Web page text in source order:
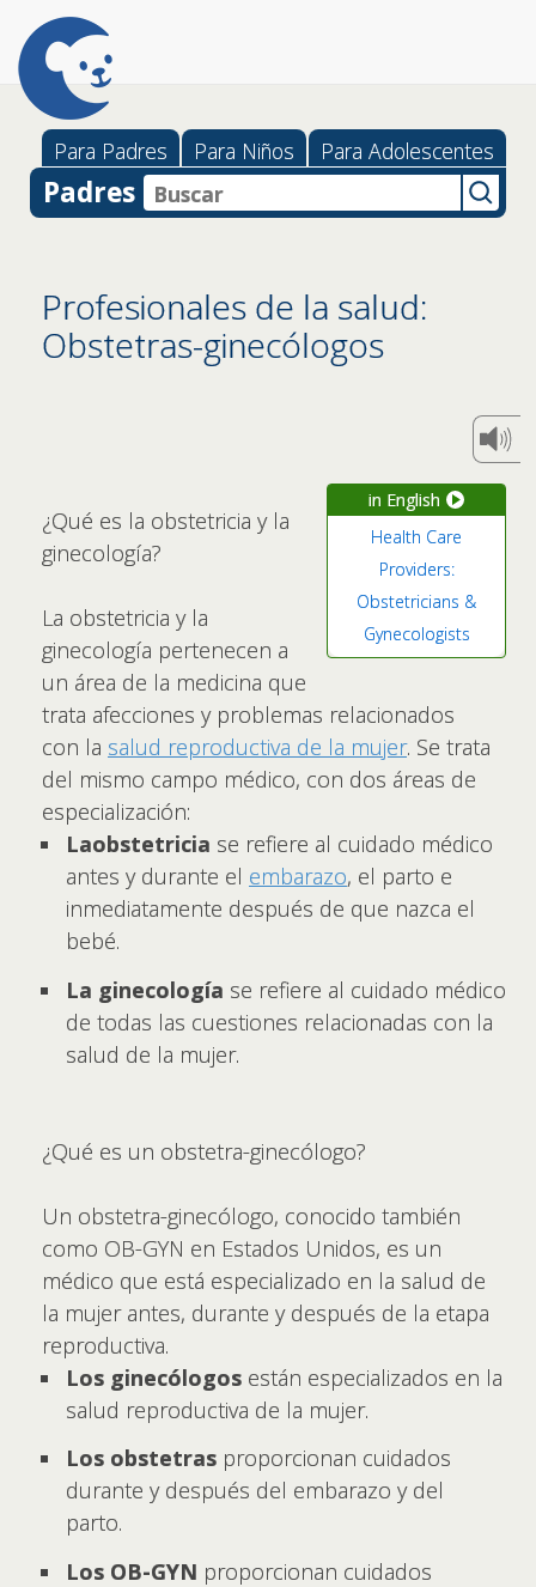
Para Padres Para Niños Para Adolescentes
Padres
Profesionales de la salud:
Obstetras-ginecólogos
in English
Health Care
Providers:
Obstetricians &
Gynecologists
¿Qué es la obstetricia y la
ginecología?
La obstetricia y la
ginecología pertenecen a
un área de la medicina que
trata afecciones y problemas relacionados
con la salud reproductiva de la mujer. Se trata
del mismo campo médico, con dos áreas de
especialización:
Laobstetricia se refiere al cuidado médico
antes y durante el embarazo, el parto e
inmediatamente después de que nazca el
bebé.
La ginecología se refiere al cuidado médico
de todas las cuestiones relacionadas con la
salud de la mujer.
¿Qué es un obstetra-ginecólogo?
Un obstetra-ginecólogo, conocido también
como OB-GYN en Estados Unidos, es un
médico que está especializado en la salud de
la mujer antes, durante y después de la etapa
reproductiva.
Los ginecólogos están especializados en la
salud reproductiva de la mujer.
Los obstetras proporcionan cuidados
durante y después del embarazo y del
parto.
Los OB-GYN proporcionan cuidados